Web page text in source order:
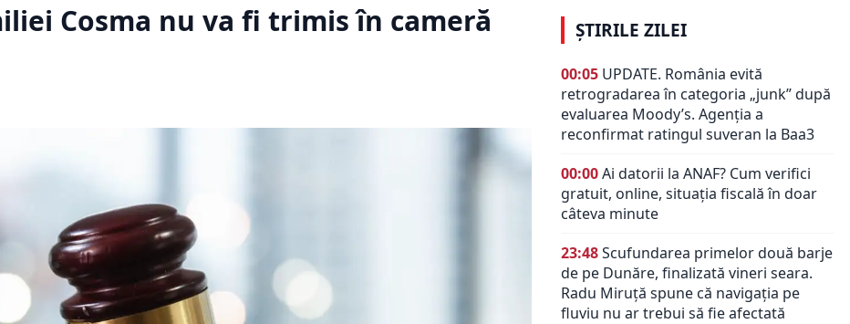
Cosma nu va fi trimis în cameră
ȘTIRILE ZILEI
00:05 UPDATE. România evită
retrogradarea în categoria „junk” după
evaluarea Moody’s. Agenția a
reconfirmat ratingul suveran la Baa3
00:00Ai datorii la ANAF? Cum verifici
gratuit, online, situația fiscală în doar
câteva minute
23:48Scufundarea primelor două barje
de pe Dunăre, finalizată vineri seara.
Radu Miruță spune că navigația pe
fluviu nu ar trebui să fie afectată